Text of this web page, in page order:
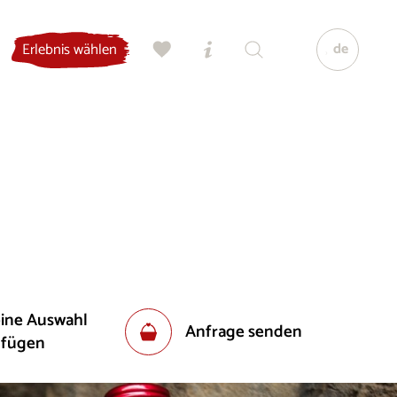
Erlebnis wählen de
Auswahl
Anfrage senden